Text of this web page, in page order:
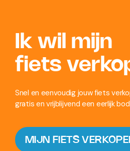
Ik wil mijn
fiets
Snel en eenvoudig jouw fiets
gratis en vrijblijvend een eerlijk
MIJN FIETS